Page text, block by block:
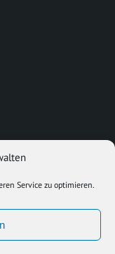
Service zu optimieren.
Pieschen